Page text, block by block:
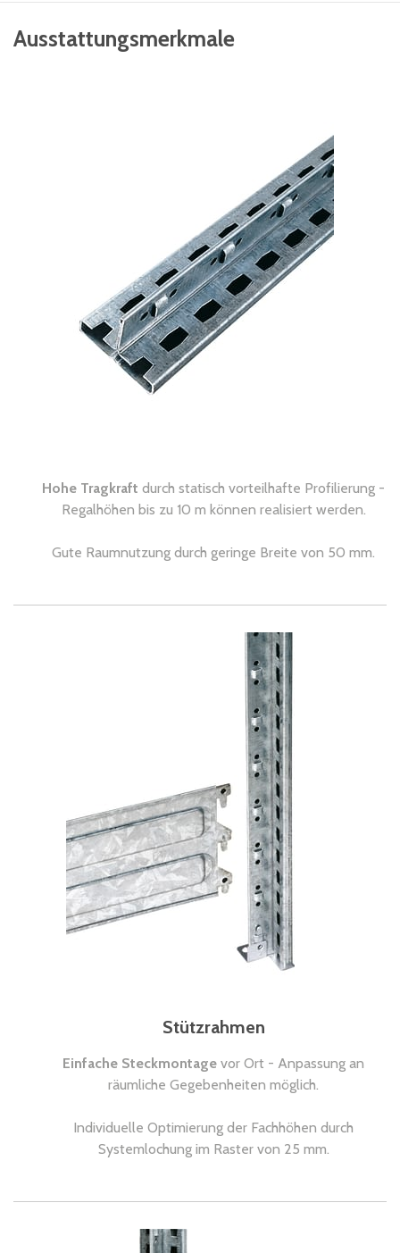
Ausstattungsmerkmale
Hohe Tragkraft durch statisch vorteilhafte Profilierung -
Regalhöhen bis zu 10 m können realisiert werden.
Gute Raumnutzung durch geringe Breite von 50 mm.
Stützrahmen
Einfache Steckmontage vor Ort - Anpassung an
räumliche Gegebenheiten möglich.
Individuelle Optimierung der Fachhöhen durch
Systemlochung im Raster von 25 mm.